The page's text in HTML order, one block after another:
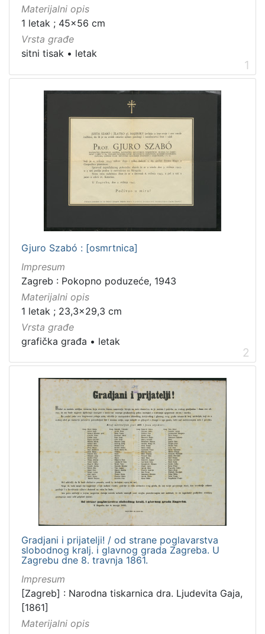
Materijalni opis
1 letak ; 45x56 cm
Vrsta građe
sitni tisak • letak
1
Gjuro Szabó : [osmrtnica]
Impresum
Zagreb : Pokopno poduzeće, 1943
Materijalni opis
1 letak ; 23,3x29,3 cm
Vrsta građe
grafička građa • letak
2
Gradjani i prijatelji! / od strane poglavarstva
slobodnog kralj. i glavnog grada Zagreba. U
Zagrebu dne 8. travnja 1861.
Impresum
[Zagreb] : Narodna tiskarnica dra. Ljudevita Gaja,
[1861]
Materijalni opis